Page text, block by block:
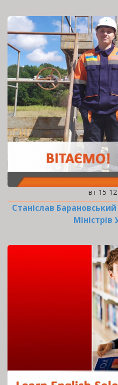
вт 15-
Станіслав
Міністрів